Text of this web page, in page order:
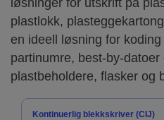
løsninger for utskrift på
plastlokk,
en ideell løsning for
partinumre, best-by-
plastbeholdere, flasker og
Kontinuerlig blekkskriver (CIJ)